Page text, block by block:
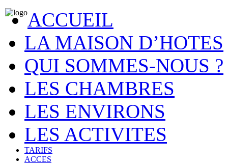
ACCUEIL
LA MAISON D’HOTES
QUI SOMMES-NOUS ?
LES CHAMBRES
LES ENVIRONS
LES ACTIVITES
TARIFS
ACCES